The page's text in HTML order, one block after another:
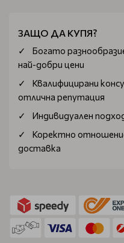
ЗАЩО ДА КУПЯ?
Богатo
най-добри цени
Квалифицирани
отлична репутация
Индивидуален
Коректно
доставка